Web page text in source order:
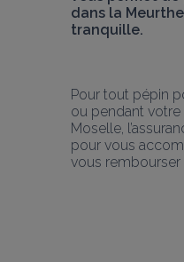
dans la
tranquille.
Pour tout pépin
ou pendant
Moselle,
pour vous
vous rembourser